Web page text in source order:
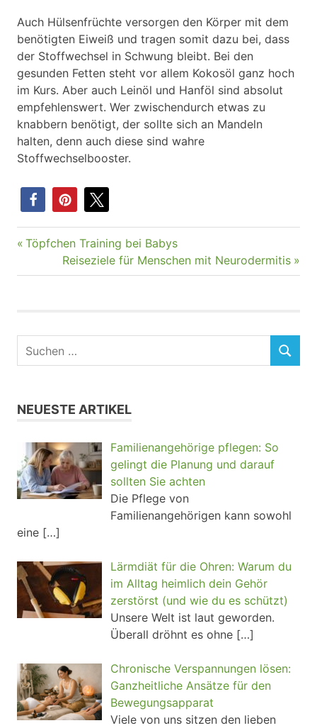
Auch Hülsenfrüchte versorgen den Körper mit dem
benötigten Eiweiß und tragen somit dazu bei, dass
der Stoffwechsel in Schwung bleibt. Bei den
gesunden Fetten steht vor allem Kokosöl ganz hoch
im Kurs. Aber auch Leinöl und Hanföl sind absolut
empfehlenswert. Wer zwischendurch etwas zu
knabbern benötigt, der sollte sich an Mandeln
halten, denn auch diese sind wahre
Stoffwechselbooster.
Beitragsnavigation
Vorheriger
Beitrag:
Töpfchen Training bei Babys
Nächster
Beitrag:
Reiseziele für Menschen mit Neurodermitis
NEUESTE ARTIKEL
Familienangehörige pflegen: So
gelingt die Planung und darauf
sollten Sie achten
Die Pflege von
Familienangehörigen kann sowohl
eine […]
Lärmdiät für die Ohren: Warum du
im Alltag heimlich dein Gehör
zerstörst (und wie du es schützt)
Unsere Welt ist laut geworden.
Überall dröhnt es ohne […]
Chronische Verspannungen lösen:
Ganzheitliche Ansätze für den
Bewegungsapparat
Viele von uns sitzen den lieben